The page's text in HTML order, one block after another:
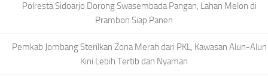
Polresta Sidoarjo Dorong Swasembada Pangan, Lahan Melon di
Prambon Siap Panen
Pemkab Jombang Sterilkan Zona Merah dari PKL, Kawasan Alun-Alun
Kini Lebih Tertib dan Nyaman